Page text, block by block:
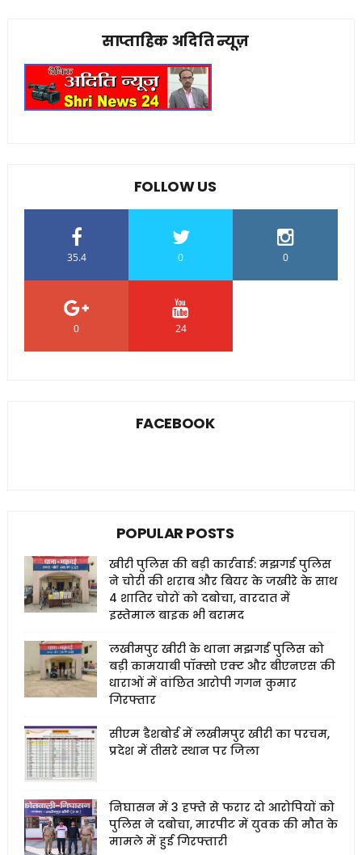
साप्ताहिक अदिति न्यूज़
FOLLOW US
35.4 0 0
0 24
FACEBOOK
POPULAR POSTS
खीरी पुलिस की बड़ी कार्रवाई: मझगई पुलिस
ने चोरी की शराब और बियर के जखीरे के साथ
4 शातिर चोरों को दबोचा, वारदात में
इस्तेमाल बाइक भी बरामद
लखीमपुर खीरी के थाना मझगई पुलिस को
बड़ी कामयाबी पॉक्सो एक्ट और बीएनएस की
धाराओं में वांछित आरोपी गगन कुमार
गिरफ्तार
सीएम डैशबोर्ड में लखीमपुर खीरी का परचम,
प्रदेश में तीसरे स्थान पर जिला
निघासन में 3 हफ्ते से फरार दो आरोपियों को
पुलिस ने दबोचा, मारपीट में युवक की मौत के
मामले में हुई गिरफ्तारी